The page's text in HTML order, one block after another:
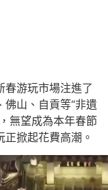
春游玩市場注進了
山、自貢等“非遺
無望成為本年春節
掀起花費高潮。